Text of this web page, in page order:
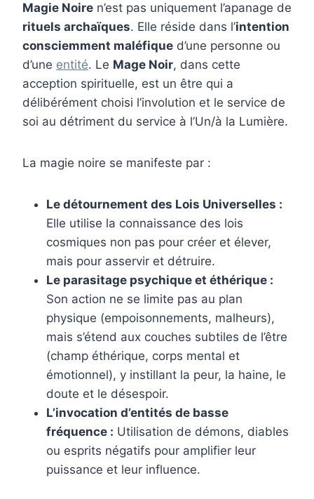
Magie Noire n’est pas uniquement l’apanage de
rituels archaïques. Elle réside dans l’intention
consciemment maléfique d’une personne ou
d’une entité. Le Mage Noir, dans cette
acception spirituelle, est un être qui a
délibérément choisi l’involution et le service de
soi au détriment du service à l’Un/à la Lumière.
La magie noire se manifeste par :
Le détournement des Lois Universelles :
Elle utilise la connaissance des lois
cosmiques non pas pour créer et élever,
mais pour asservir et détruire.
Le parasitage psychique et éthérique :
Son action ne se limite pas au plan
physique (empoisonnements, malheurs),
mais s’étend aux couches subtiles de l’être
(champ éthérique, corps mental et
émotionnel), y instillant la peur, la haine, le
doute et le désespoir.
L’invocation d’entités de basse
fréquence : Utilisation de démons, diables
ou esprits négatifs pour amplifier leur
puissance et leur influence.